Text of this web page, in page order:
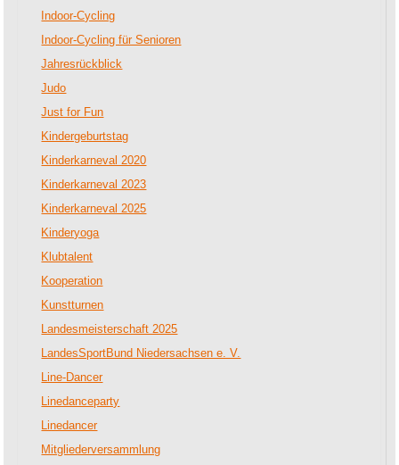
Indoor-Cycling
Indoor-Cycling für Senioren
Jahresrückblick
Judo
Just for Fun
Kindergeburtstag
Kinderkarneval 2020
Kinderkarneval 2023
Kinderkarneval 2025
Kinderyoga
Klubtalent
Kooperation
Kunstturnen
Landesmeisterschaft 2025
LandesSportBund Niedersachsen e. V.
Line-Dancer
Linedanceparty
Linedancer
Mitgliederversammlung